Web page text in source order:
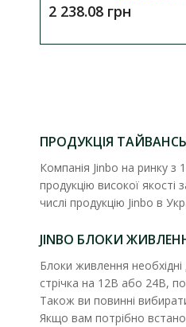
2 238.08 грн
ПРОДУКЦІЯ
Компанія Jinbo на ринку з
продукцію високої
числі продукцію Jinbo в
JINBO БЛОКИ
Блоки живлення
стрічка на 12В або 24В,
Також ви повинні
Якщо вам потрібно